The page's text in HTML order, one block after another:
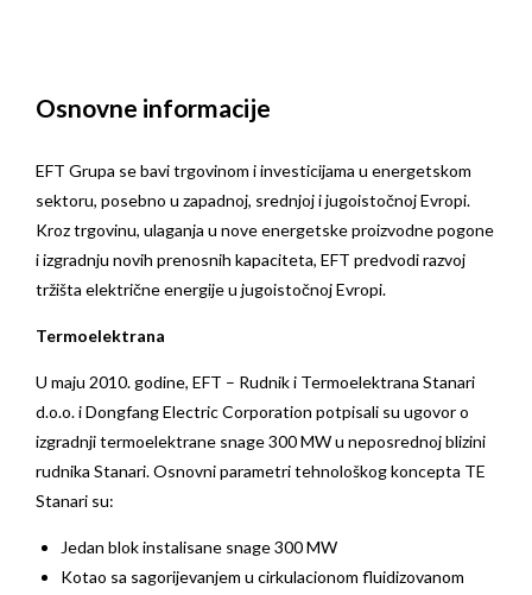
Osnovne informacije
EFT Grupa se bavi trgovinom i investicijama u energetskom
sektoru, posebno u zapadnoj, srednjoj i jugoistočnoj Evropi.
Kroz trgovinu, ulaganja u nove energetske proizvodne pogone
i izgradnju novih prenosnih kapaciteta, EFT predvodi razvoj
tržišta električne energije u jugoistočnoj Evropi.
Termoelektrana
U maju 2010. godine, EFT – Rudnik i Termoelektrana Stanari
d.o.o. i Dongfang Electric Corporation potpisali su ugovor o
izgradnji termoelektrane snage 300 MW u neposrednoj blizini
rudnika Stanari. Osnovni parametri tehnološkog koncepta TE
Stanari su:
Jedan blok instalisane snage 300 MW
Kotao sa sagorijevanjem u cirkulacionom fluidizovanom